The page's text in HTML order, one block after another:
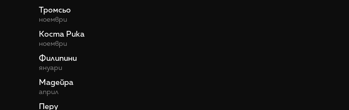
Тромсьо
ноември
Коста Рика
ноември
Филипини
януари
Мадейра
април
Перу